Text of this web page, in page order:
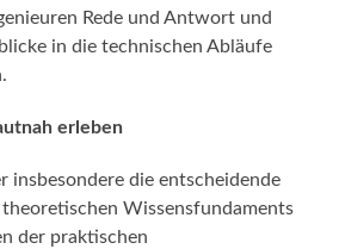
Rede und Antwort und
in die technischen Abläufe
erleben
insbesondere die entscheidende
Wissensfundaments
der praktischen